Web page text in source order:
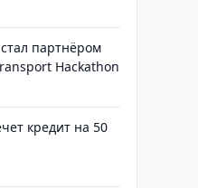
партнёром
Hackathon
кредит на 50